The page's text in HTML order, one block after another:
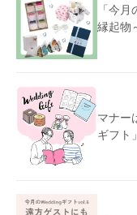
「今
縁起物
マナー
ギフト